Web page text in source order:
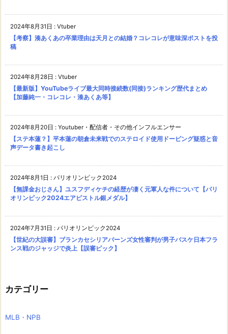
2024年8月31日 : Vtuber
【考察】湊あくあの卒業理由は天月との結婚？コレコレが意味深ポストを投
稿
2024年8月28日 : Vtuber
【最新版】YouTubeライブ最大同時接続数(同接)ランキング歴代まとめ
【加藤純一・コレコレ・湊あくあ等】
2024年8月20日 : Youtuber・配信者・その他インフルエンサー
【ステ本蓮？】平本蓮の朝倉未来戦でのステロイド使用ドーピング疑惑と音
声データ書き起こし
2024年8月1日 : パリオリンピック2024
【無課金おじさん】ユスフディケチの経歴が凄く元軍人な件について【パリ
オリンピック2024エアピストル銀メダル】
2024年7月31日 : パリオリンピック2024
【世紀の大誤審】ブランカセシリアバーンズ女性審判が男子バスケ日本フラ
ンス戦のジャッジで炎上【誤審ピック】
カテゴリー
MLB・NPB